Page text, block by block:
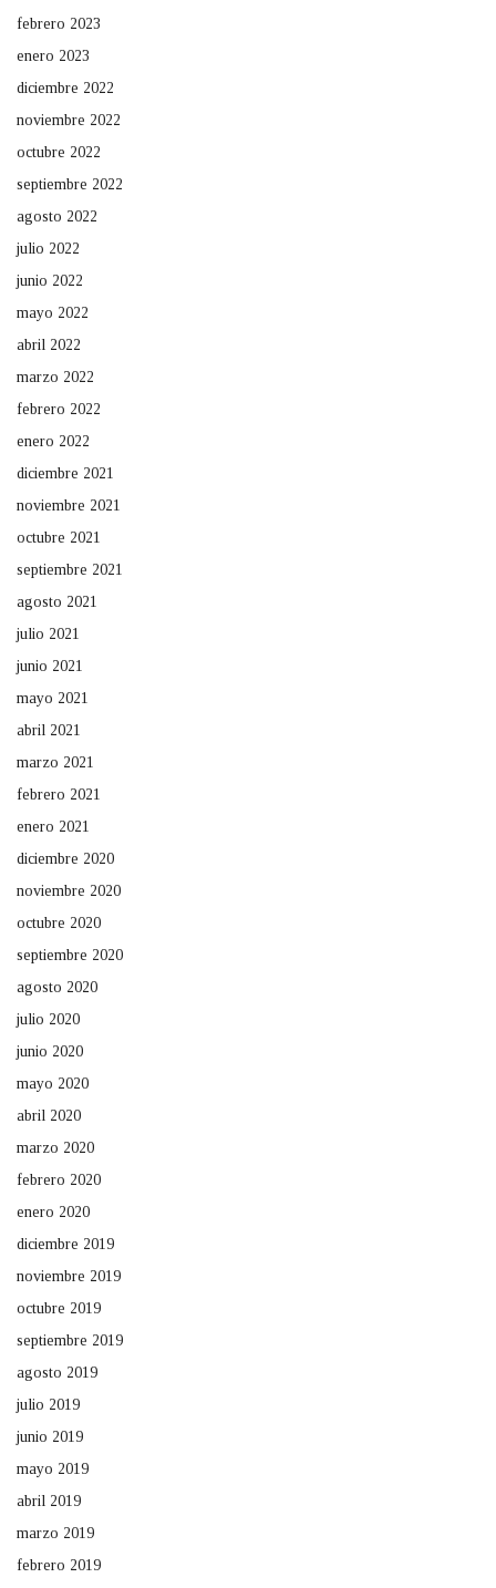
febrero 2023
enero 2023
diciembre 2022
noviembre 2022
octubre 2022
septiembre 2022
agosto 2022
julio 2022
junio 2022
mayo 2022
abril 2022
marzo 2022
febrero 2022
enero 2022
diciembre 2021
noviembre 2021
octubre 2021
septiembre 2021
agosto 2021
julio 2021
junio 2021
mayo 2021
abril 2021
marzo 2021
febrero 2021
enero 2021
diciembre 2020
noviembre 2020
octubre 2020
septiembre 2020
agosto 2020
julio 2020
junio 2020
mayo 2020
abril 2020
marzo 2020
febrero 2020
enero 2020
diciembre 2019
noviembre 2019
octubre 2019
septiembre 2019
agosto 2019
julio 2019
junio 2019
mayo 2019
abril 2019
marzo 2019
febrero 2019